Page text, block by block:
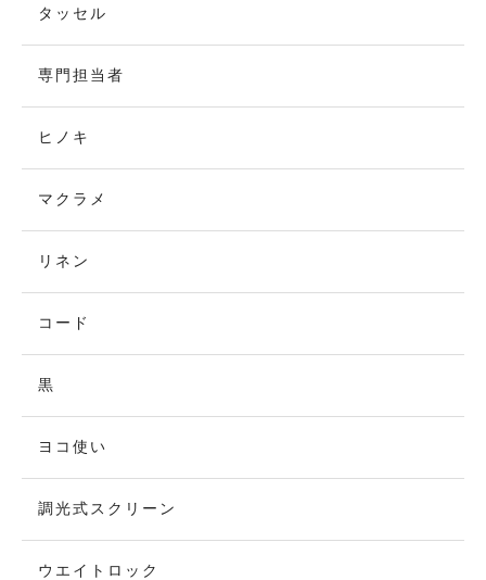
タッセル
専門担当者
ヒノキ
マクラメ
リネン
コード
黒
ヨコ使い
調光式スクリーン
ウエイトロック